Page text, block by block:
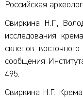
Российская
Свиркина Н.Г.,
исследования
склепов
сообщения
495.
Свиркина Н.Г.